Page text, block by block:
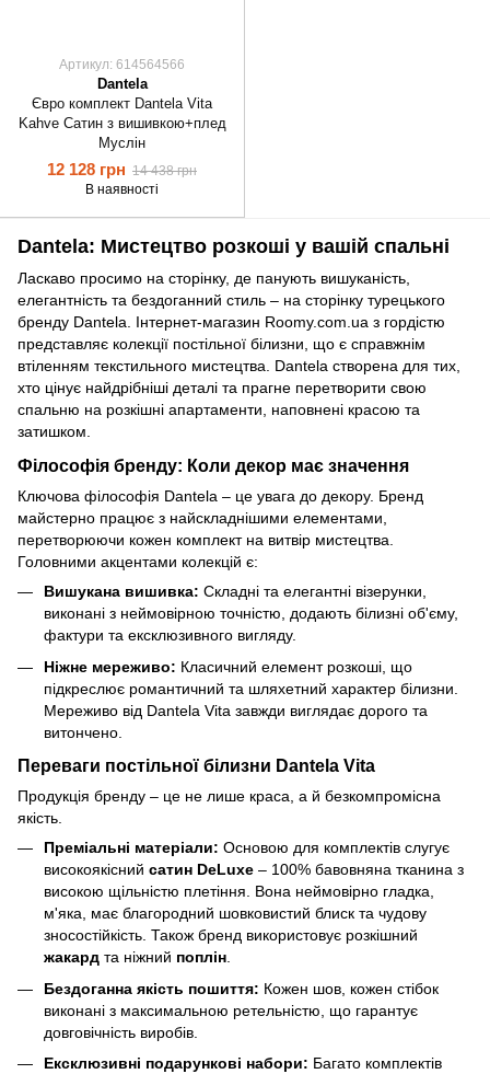
Артикул: 614564566
Dantela
Євро комплект Dantela Vita
Kahve Сатин з вишивкою+плед
Муслін
12 128 грн 14 438 грн
В наявності
Dantela: Мистецтво розкоші у вашій спальні
Ласкаво просимо на сторінку, де панують вишуканість,
елегантність та бездоганний стиль – на сторінку турецького
бренду Dantela. Інтернет-магазин Roomy.com.ua з гордістю
представляє колекції постільної білизни, що є справжнім
втіленням текстильного мистецтва. Dantela створена для тих,
хто цінує найдрібніші деталі та прагне перетворити свою
спальню на розкішні апартаменти, наповнені красою та
затишком.
Філософія бренду: Коли декор має значення
Ключова філософія Dantela – це увага до декору. Бренд
майстерно працює з найскладнішими елементами,
перетворюючи кожен комплект на витвір мистецтва.
Головними акцентами колекцій є:
Вишукана вишивка: Складні та елегантні візерунки,
виконані з неймовірною точністю, додають білизні об'єму,
фактури та ексклюзивного вигляду.
Ніжне мереживо: Класичний елемент розкоші, що
підкреслює романтичний та шляхетний характер білизни.
Мереживо від Dantela Vita завжди виглядає дорого та
витончено.
Переваги постільної білизни Dantela Vita
Продукція бренду – це не лише краса, а й безкомпромісна
якість.
Преміальні матеріали: Основою для комплектів слугує
високоякісний сатин DeLuxe – 100% бавовняна тканина з
високою щільністю плетіння. Вона неймовірно гладка,
м'яка, має благородний шовковистий блиск та чудову
зносостійкість. Також бренд використовує розкішний
жакард та ніжний поплін.
Бездоганна якість пошиття: Кожен шов, кожен стібок
виконані з максимальною ретельністю, що гарантує
довговічність виробів.
Ексклюзивні подарункові набори: Багато комплектів